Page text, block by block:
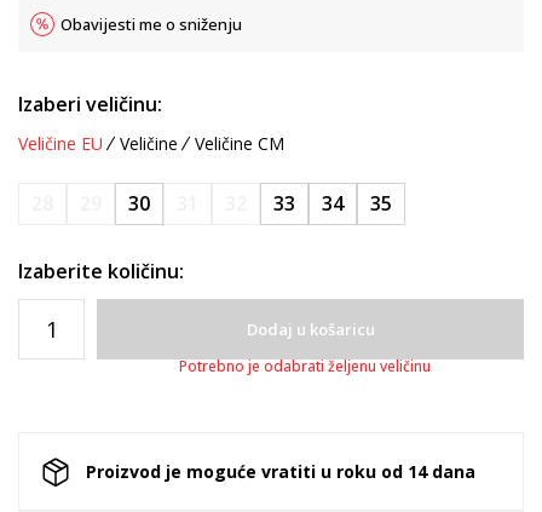
Obavijesti me o sniženju
Izaberi veličinu:
Veličine EU Veličine Veličine CM
30 33 34 35
Izaberite količinu:
Dodaj u košaricu
Potrebno je odabrati željenu veličinu
Proizvod je moguće vratiti u roku od 14 dana